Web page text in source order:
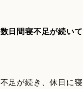
日間寝不足が続い
足が続き、休日に